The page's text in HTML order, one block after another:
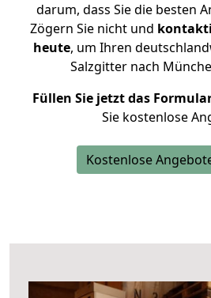
darum, dass Sie die besten
Zögern Sie nicht und
heute, um Ihren
Salzgitter nach
Füllen Sie jetzt das
Sie kostenlose
Kostenlose